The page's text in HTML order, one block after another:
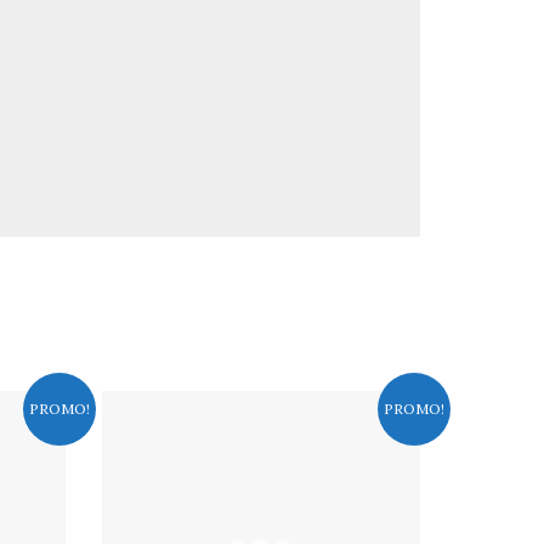
PROMO! PROMO!